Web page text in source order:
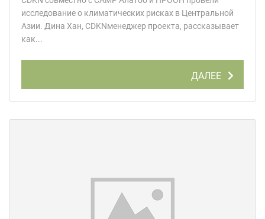
исследование о климатических рисках в Центральной
Азии. Дина Хан, CDKNменеджер проекта, рассказывает
как...
ДАЛЕЕ